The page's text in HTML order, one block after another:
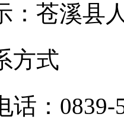
：苍溪县
方式
话：0839-